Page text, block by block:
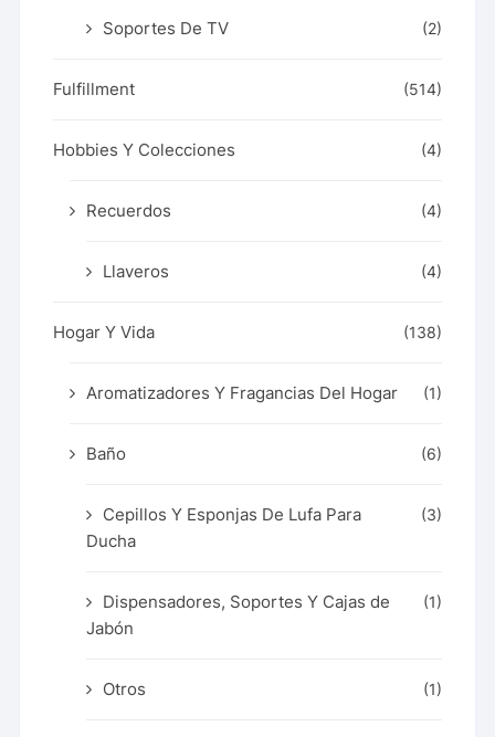
Soportes De TV (2)
Fulfillment (514)
Hobbies Y Colecciones (4)
Recuerdos (4)
Llaveros (4)
Hogar Y Vida (138)
Aromatizadores Y Fragancias Del Hogar (1)
Baño (6)
Cepillos Y Esponjas De Lufa Para
Ducha
(3)
Dispensadores, Soportes Y Cajas de
Jabón
(1)
Otros (1)